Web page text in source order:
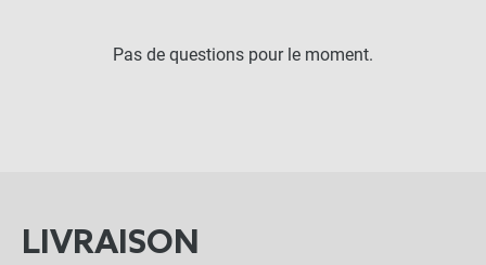
Pas de questions pour le moment.
LIVRAISON